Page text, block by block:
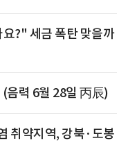
?" 세금 폭탄 맞을까
음력 6월 28일 丙辰)
취약지역, 강북·도봉